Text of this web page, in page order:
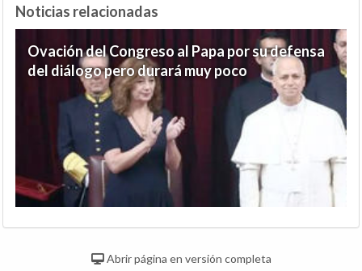
Noticias relacionadas
Ovación del Congreso al Papa por su defensa
del diálogo pero durará muy poco
Abrir página en versión completa